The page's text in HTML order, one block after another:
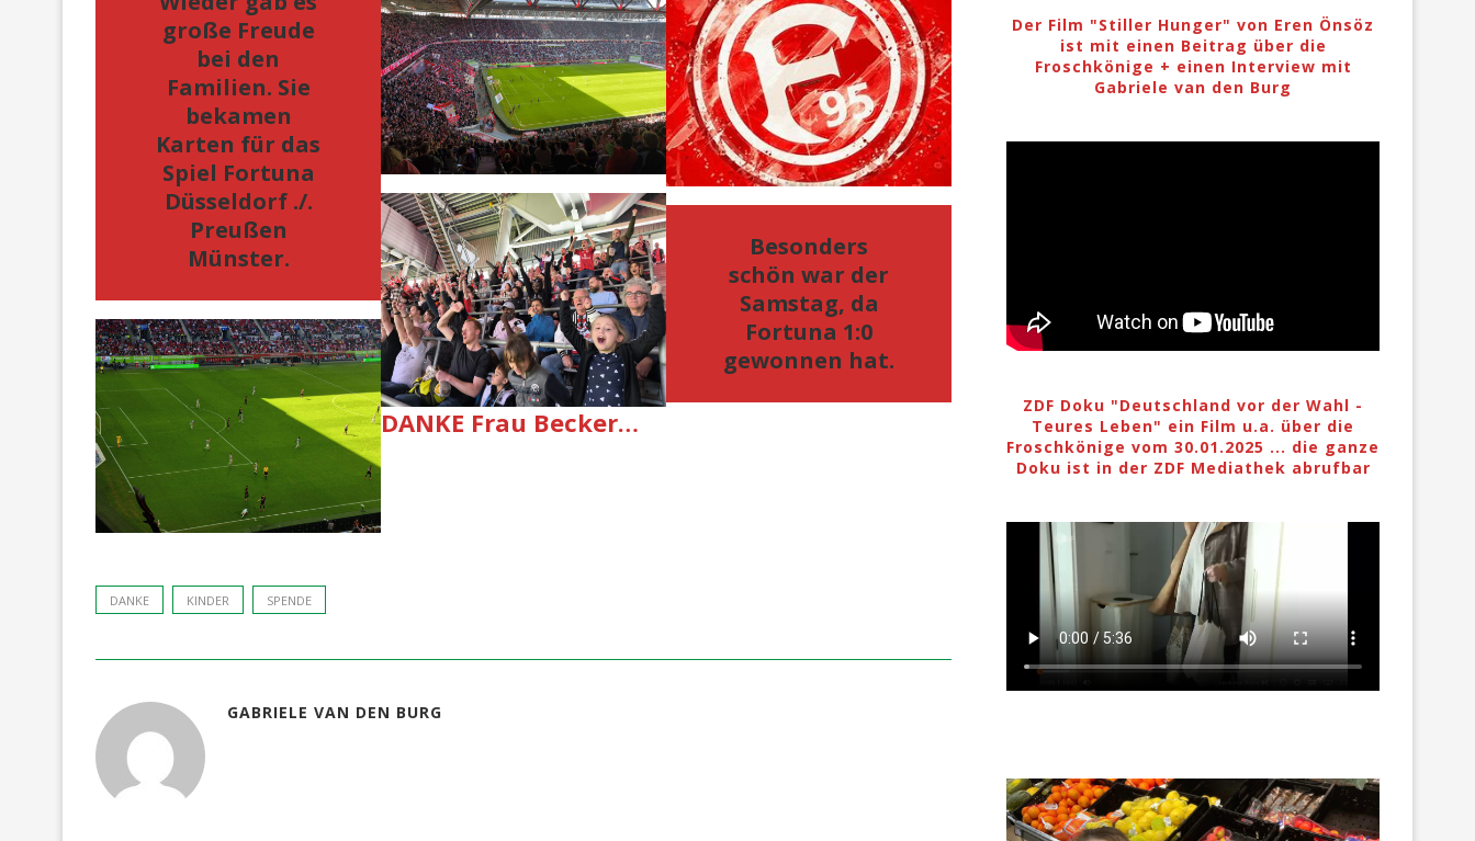
große Freude
bei den
Familien. Sie
bekamen
Karten für das
Spiel Fortuna
Düsseldorf ./.
Preußen
Münster.
DANKE Frau Becker…
Besonders
schön war der
Samstag, da
Fortuna 1:0
gewonnen hat.
DANKE KINDER SPENDE
GABRIELE VAN DEN BURG
Der Film "Stiller Hunger" von Eren Önsöz
ist mit einen Beitrag über die
Froschkönige + einen Interview mit
Gabriele van den Burg
ZDF Doku "Deutschland vor der Wahl -
Teures Leben" ein Film u.a. über die
Froschkönige vom 30.01.2025 ... die ganze
Doku ist in der ZDF Mediathek abrufbar